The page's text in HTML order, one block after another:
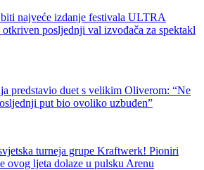
najveće izdanje festivala ULTRA
otkriven posljednji val izvođača za spektakl
predstavio duet s velikim Oliverom: “Ne
put bio ovoliko uzbuđen”
turneja grupe Kraftwerk! Pioniri
ovog ljeta dolaze u pulsku Arenu